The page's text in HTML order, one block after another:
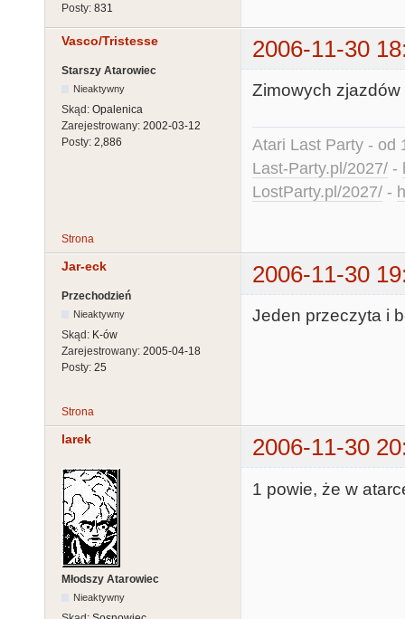
Posty: 831
Vasco/Tristesse 2006-11-30
Starszy Atarowiec
Nieaktywny
Skąd: Opalenica
Zarejestrowany: 2002-03-12
Posty: 2,886
Zimowych zjazdów
Atari Last Party - od
Last-Party.pl/2027/ -
LostParty.pl/2027/ -
Strona
Jar-eck 2006-11-30
Przechodzień
Nieaktywny
Skąd: K-ów
Zarejestrowany: 2005-04-18
Posty: 25
Jeden przeczyta i
Strona
larek 2006-11-30
Młodszy Atarowiec
Nieaktywny
1 powie, że w